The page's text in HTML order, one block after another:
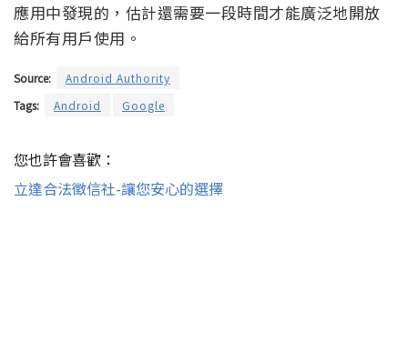
應用中發現的，估計還需要一段時間才能廣泛地開放
給所有用戶使用。
Source:
Android Authority
Tags:
Android Google
您也許會喜歡：
立達合法徵信社-讓您安心的選擇